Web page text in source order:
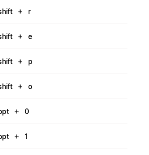
+ r
+ e
+ p
+ o
+ 0
+ 1